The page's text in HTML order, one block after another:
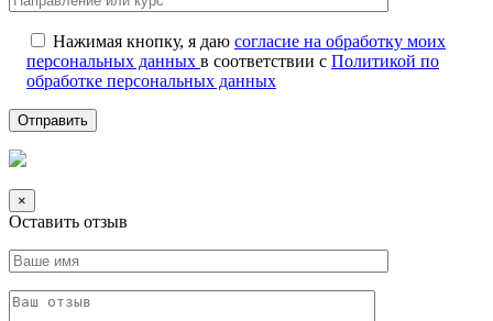
Нажимая кнопку, я даю согласие на обработку моих
персональных данных в соответствии с Политикой по
обработке персональных данных
×
Оставить отзыв